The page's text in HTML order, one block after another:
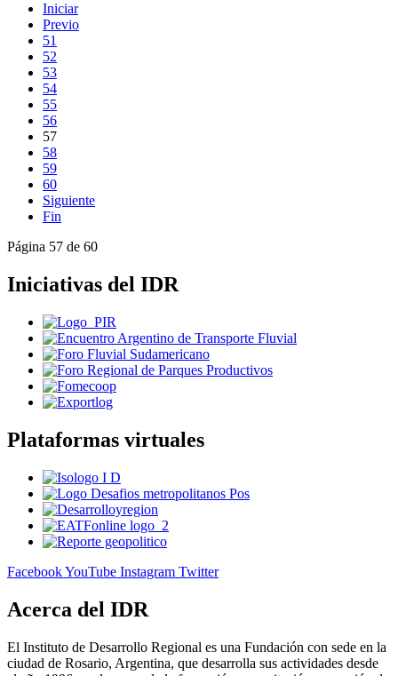
Iniciar
Previo
51
52
53
54
55
56
57
58
59
60
Siguiente
Fin
Página 57 de 60
Iniciativas del IDR
Plataformas virtuales
FacebookYouTube Instagram Twitter
Acerca del IDR
El Instituto de Desarrollo Regional es una Fundación con sede en la
ciudad de Rosario, Argentina, que desarrolla sus actividades desde